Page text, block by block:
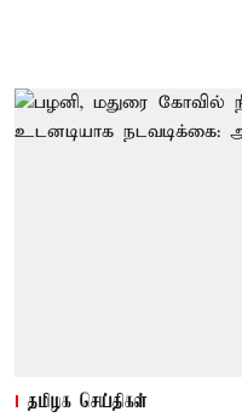
தமிழக செய்திகள்